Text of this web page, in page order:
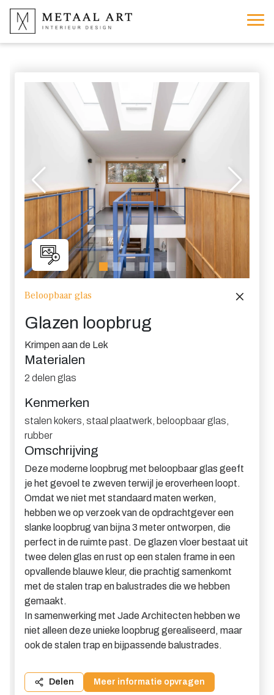
Beloopbaar glas
Glazen loopbrug
Krimpen aan de Lek
Materialen
2 delen glas
Kenmerken
stalen kokers, staal plaatwerk, beloopbaar glas,
rubber
Omschrijving
Deze moderne loopbrug met beloopbaar glas geeft
je het gevoel te zweven terwijl je eroverheen loopt.
Omdat we niet met standaard maten werken,
hebben we op verzoek van de opdrachtgever een
slanke loopbrug van bijna 3 meter ontworpen, die
perfect in de ruimte past. De glazen vloer bestaat uit
twee delen glas en rust op een stalen frame in een
opvallende blauwe kleur, die prachtig samenkomt
met de stalen trap en balustrades die we hebben
gemaakt.
In samenwerking met Jade Architecten hebben we
niet alleen deze unieke loopbrug gerealiseerd, maar
ook de stalen trap en bijpassende balustrades.
Delen Meer informatie opvragen